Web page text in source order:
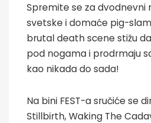
Spremite se za dvodnevni
svetske i domaće pig-
brutal death scene stižu
pod nogama i prodrmaju
kao nikada do sada!
Na bini FEST-a sručiće se
Stillbirth, Waking The